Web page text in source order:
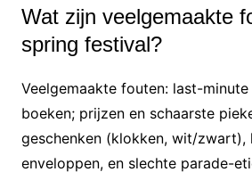
Wat zijn veelgemaakte
spring festival?
Veelgemaakte fouten: last-
boeken; prijzen en schaarste
geschenken (klokken, wit/zwart),
enveloppen, en slechte parade-